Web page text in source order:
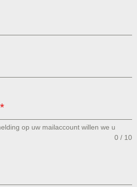
*
op uw mailaccount willen we u
0 / 10